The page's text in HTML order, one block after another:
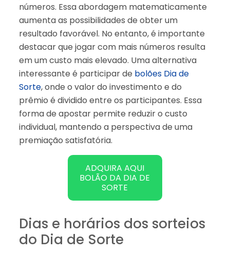
números. Essa abordagem matematicamente
aumenta as possibilidades de obter um
resultado favorável. No entanto, é importante
destacar que jogar com mais números resulta
em um custo mais elevado. Uma alternativa
interessante é participar de bolões Dia de
Sorte, onde o valor do investimento e do
prêmio é dividido entre os participantes. Essa
forma de apostar permite reduzir o custo
individual, mantendo a perspectiva de uma
premiação satisfatória.
ADQUIRA AQUI
BOLÃO DA DIA DE
SORTE
Dias e horários dos sorteios
do Dia de Sorte